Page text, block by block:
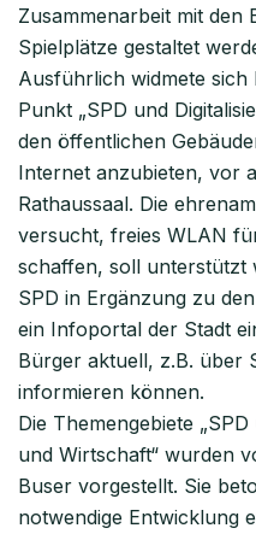
Zusammenarbeit mit den
Spielplätze gestaltet
Ausführlich widmete sich
Punkt „SPD und
den öffentlichen
Internet anzubieten, vor
Rathaussaal. Die
versucht, freies WLAN
schaffen, soll unterstützt
SPD in Ergänzung zu
ein Infoportal der Stadt
Bürger aktuell, z.B. über
informieren können.
Die Themengebiete
und Wirtschaft“ wurden
Buser vorgestellt. Sie
notwendige Entwicklung